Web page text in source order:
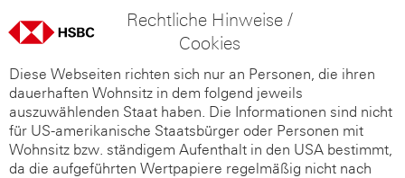
Rechtliche Hinweise /
Cookies
Diese Webseiten richten sich nur an Personen, die ihren
dauerhaften Wohnsitz in dem folgend jeweils
auszuwählenden Staat haben. Die Informationen sind nicht
für US-amerikanische Staatsbürger oder Personen mit
Wohnsitz bzw. ständigem Aufenthalt in den USA bestimmt,
da die aufgeführten Wertpapiere regelmäßig nicht nach